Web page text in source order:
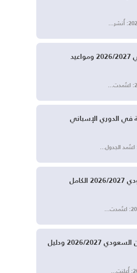
جدول مباريات ريال مدريد في الدوري الإسباني 2026/2027 ومواعيد
في الدوري الإسباني
جدول مباريات الهلال في دوري روشن السعودي 2026/2027 الكامل
رسمياً.. جدول مباريات النصر في دوري روشن السعودي 2026/2027 ودليل